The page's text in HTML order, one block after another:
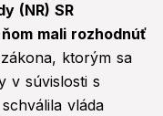
(NR) SR
mali rozhodnúť
ktorým sa
v súvislosti s
vláda